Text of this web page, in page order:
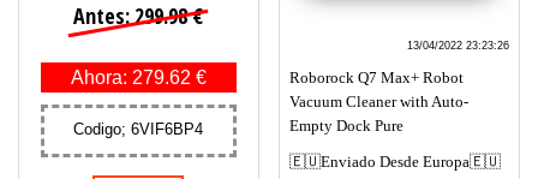
Antes: 299.98 €
Ahora: 279.62 €
Codigo; 6VIF6BP4
13/04/2022 23:23:26
Roborock Q7 Max+ Robot
Vacuum Cleaner with Auto-
Empty Dock Pure
🇪🇺Enviado Desde Europa🇪🇺